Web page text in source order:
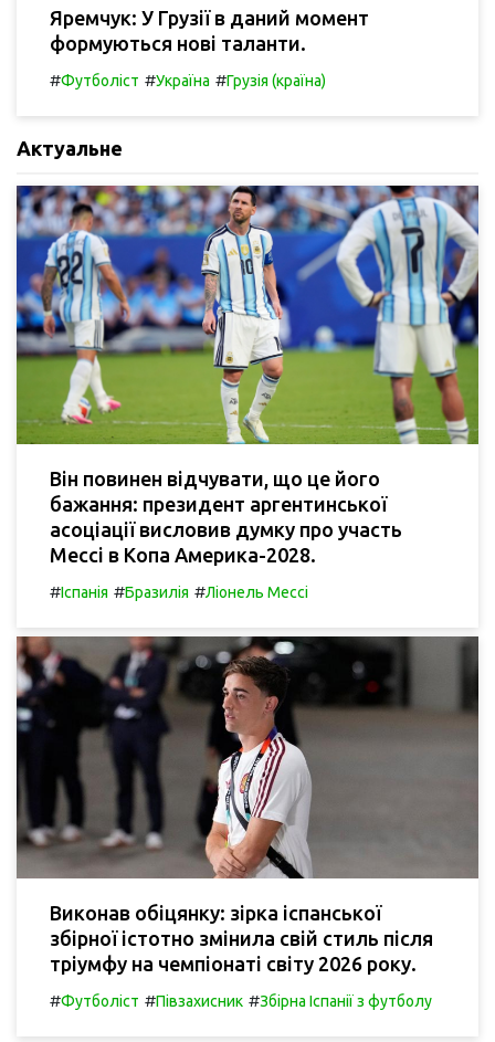
Яремчук: У Грузії в даний момент
формуються нові таланти.
#Футболіст #Україна #Грузія (країна)
Актуальне
Він повинен відчувати, що це його
бажання: президент аргентинської
асоціації висловив думку про участь
Мессі в Копа Америка-2028.
#Іспанія #Бразилія #Ліонель Мессі
Виконав обіцянку: зірка іспанської
збірної істотно змінила свій стиль після
тріумфу на чемпіонаті світу 2026 року.
#Футболіст #Півзахисник #Збірна Іспанії з футболу